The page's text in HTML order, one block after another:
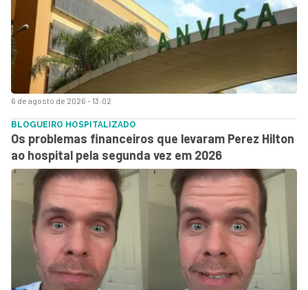
6 de agosto de 2026 - 13:02
BLOGUEIRO HOSPITALIZADO
Os problemas financeiros que levaram Perez Hilton
ao hospital pela segunda vez em 2026